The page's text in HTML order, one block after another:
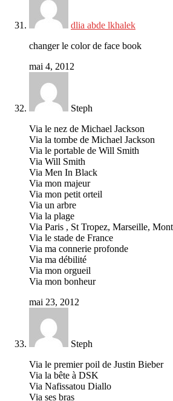
dlia abde lkhalek
changer le color de face book
mai 4, 2012
Steph
Via le nez de Michael Jackson
Via la tombe de Michael Jackson
Via le portable de Will Smith
Via Will Smith
Via Men In Black
Via mon majeur
Via mon petit orteil
Via un arbre
Via la plage
Via Paris , St Tropez, Marseille,
Via le stade de France
Via ma connerie profonde
Via ma débilité
Via mon orgueil
Via mon bonheur
mai 23, 2012
Steph
Via le premier poil de Justin Bieber
Via la bête à DSK
Via Nafissatou Diallo
Via ses bras